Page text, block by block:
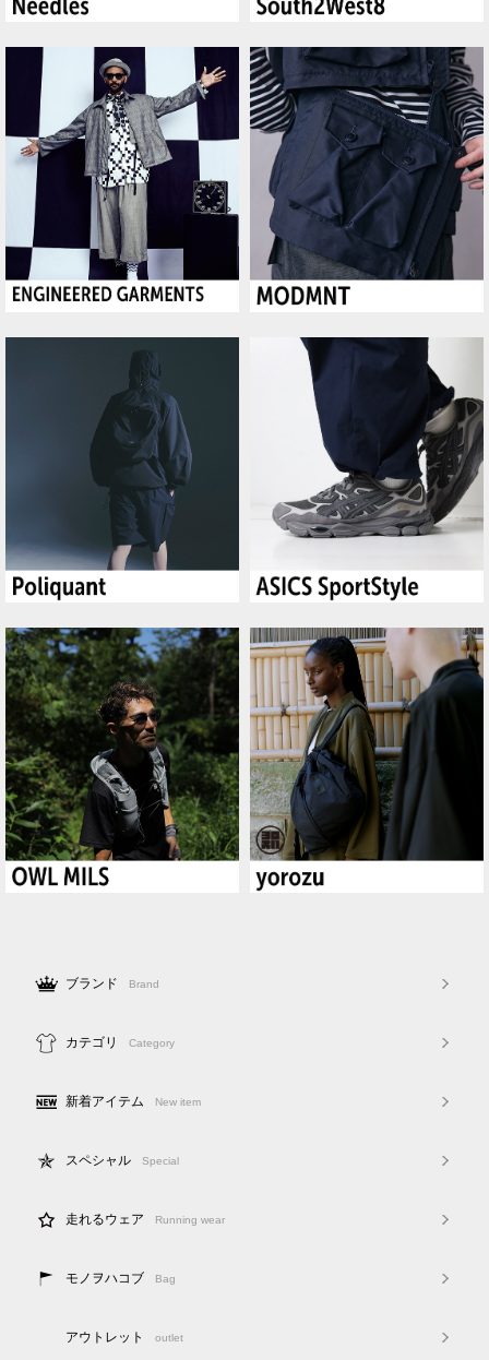
ブランド Brand
カテゴリ Category
新着アイテム New item
スペシャル Special
走れるウェア Running wear
モノヲハコブ Bag
アウトレット outlet